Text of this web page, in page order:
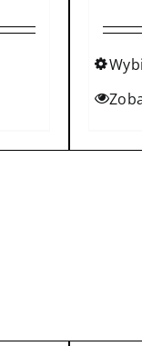
Ten